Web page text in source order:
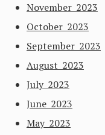
November 2023
October 2023
September 2023
August 2023
July 2023
June 2023
May 2023